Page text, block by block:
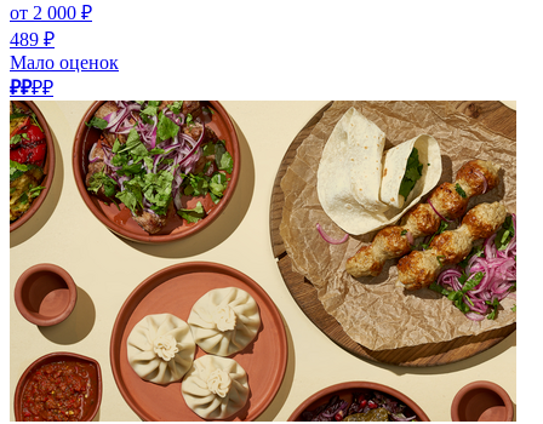
от 2 000 ₽
489 ₽
Мало оценок
₽₽₽₽